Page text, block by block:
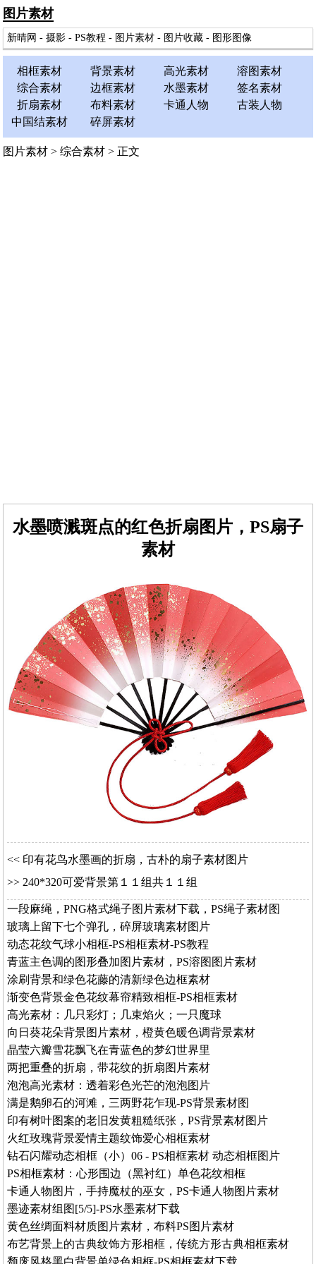
图片素材
新晴网 - 摄影 - PS教程 - 图片素材 - 图片收藏 - 图形图像
相框素材 背景素材 高光素材
溶图素材
综合素材
边框素材 水墨素材
签名素材
折扇素材
布料素材 卡通人物
古装人物
中国结素材
碎屏素材
图片素材 > 综合素材 > 正文
水墨喷溅斑点的红色折扇图片，PS扇子
素材
<< 印有花鸟水墨画的折扇，古朴的扇子素材图片
>> 240*320可爱背景第１１组共１１组
一段麻绳，PNG格式绳子图片素材下载，PS绳子素材图
玻璃上留下七个弹孔，碎屏玻璃素材图片
动态花纹气球小相框-PS相框素材-PS教程
青蓝主色调的图形叠加图片素材，PS溶图图片素材
涂刷背景和绿色花藤的清新绿色边框素材
渐变色背景金色花纹幕帘精致相框-PS相框素材
高光素材：几只彩灯；几束焰火；一只魔球
向日葵花朵背景图片素材，橙黄色暖色调背景素材
晶莹六瓣雪花飘飞在青蓝色的梦幻世界里
两把重叠的折扇，带花纹的折扇图片素材
泡泡高光素材：透着彩色光芒的泡泡图片
满是鹅卵石的河滩，三两野花乍现-PS背景素材图
印有树叶图案的老旧发黄粗糙纸张，PS背景素材图片
火红玫瑰背景爱情主题纹饰爱心相框素材
钻石闪耀动态相框（小）06 - PS相框素材 动态相框图片
PS相框素材：心形围边（黑衬红）单色花纹相框
卡通人物图片，手持魔杖的巫女，PS卡通人物图片素材
墨迹素材组图[5/5]-PS水墨素材下载
黄色丝绸面料材质图片素材，布料PS图片素材
布艺背景上的古典纹饰方形相框，传统方形古典相框素材